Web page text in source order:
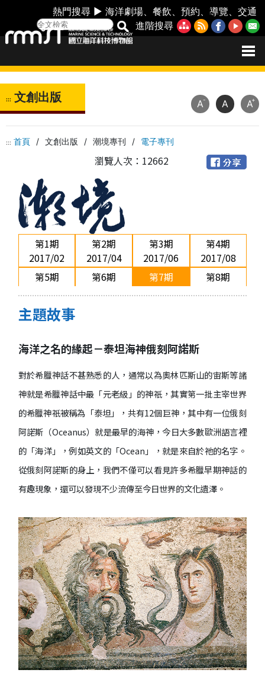
熱門搜尋 ►海洋劇場 、餐飲 、預約 、導覽 、交通
進階搜尋
::: 文創出版
::: 首頁 / 文創出版 / 潮境專刊 / 電子專刊
A- A A+
瀏覽人次：12662
第1期
2017/02
第2期
2017/04
第3期
2017/06
第4期
2017/08
第5期
第6期
第7期
2018/02
第8期
第9期
2018/06
主題故事
海洋之名的緣起－泰坦海神俄刻阿諾斯
對於希臘神話不甚熟悉的人，通常以為奧林匹斯山的宙斯等諸
神就是希臘神話中最「元老級」的神祇，其實第一批主宰世界
的希臘神祇被稱為「泰坦」，共有12個巨神，其中有一位俄刻
阿諾斯（Oceanus）就是最早的海神，今日大多數歐洲語言裡
的「海洋」，例如英文的「Ocean」，就是來自於祂的名字。
從俄刻阿諾斯的身上，我們不僅可以看見許多希臘早期神話的
有趣現象，還可以發現不少流傳至今日世界的文化遺澤。